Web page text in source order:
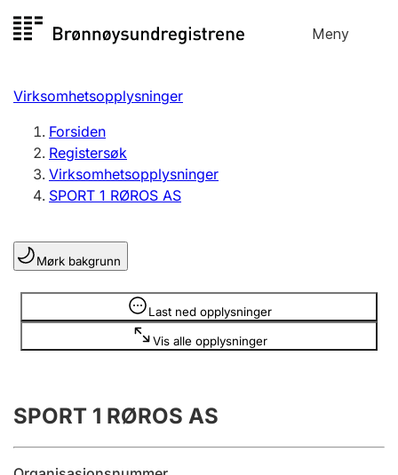
til
Meny
Registersøk
Aksjeselskap
Enkeltpersonforetak
Registrere, endre, slette
Lag og forening
Registrere, endre, slette
Årsregnskap
Innsending og forsinkelsesgebyr
Virksomhetsopplysninger
Forsiden
Registersøk
Virksomhetsopplysninger
SPORT 1 RØROS AS
Mørk bakgrunn
Last ned opplysninger
Vis alle opplysninger
Opplysninger er skjult
SPORT 1 RØROS AS